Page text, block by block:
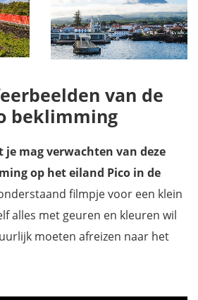
van de
beklimming
mag verwachten van deze
op het eiland Pico in de
filmpje voor een klein
alles met geuren en kleuren wil
moeten afreizen naar het